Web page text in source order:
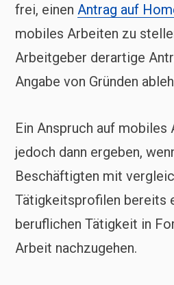
frei, einen Antrag auf
mobiles Arbeiten zu
Arbeitgeber derartige
Angabe von Gründen
Ein Anspruch auf mobiles
jedoch dann ergeben,
Beschäftigten mit
Tätigkeitsprofilen bereits
beruflichen Tätigkeit in
Arbeit nachzugehen.